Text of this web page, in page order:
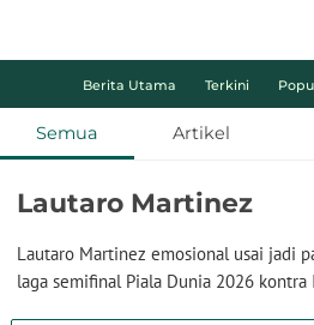
Berita Utama Terkini
Semua Artikel
Lautaro Martinez
Lautaro Martinez emosional usai jadi
laga semifinal Piala Dunia 2026 kontra